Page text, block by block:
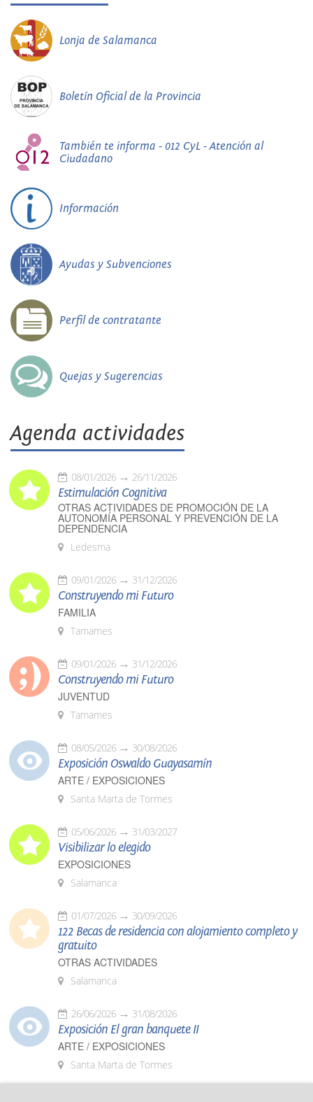
Lonja de Salamanca
Boletín Oficial de la Provincia
También te informa - 012 CyL - Atención al
Ciudadano
Información
Ayudas y Subvenciones
Perfil de contratante
Quejas y Sugerencias
Agenda actividades
08/01/2026 26/11/2026
Estimulación Cognitiva
OTRAS ACTIVIDADES DE PROMOCIÓN DE LA
AUTONOMÍA PERSONAL Y PREVENCIÓN DE LA
DEPENDENCIA
Ledesma
09/01/2026 31/12/2026
Construyendo mi Futuro
FAMILIA
Tamames
09/01/2026 31/12/2026
Construyendo mi Futuro
JUVENTUD
Tamames
08/05/2026 30/08/2026
Exposición Oswaldo Guayasamín
ARTE / EXPOSICIONES
Santa Marta de Tormes
05/06/2026 31/03/2027
Visibilizar lo elegido
EXPOSICIONES
Salamanca
01/07/2026 30/09/2026
122 Becas de residencia con alojamiento completo y
gratuito
OTRAS ACTIVIDADES
Salamanca
26/06/2026 31/08/2026
Exposición El gran banquete II
ARTE / EXPOSICIONES
Santa Marta de Tormes